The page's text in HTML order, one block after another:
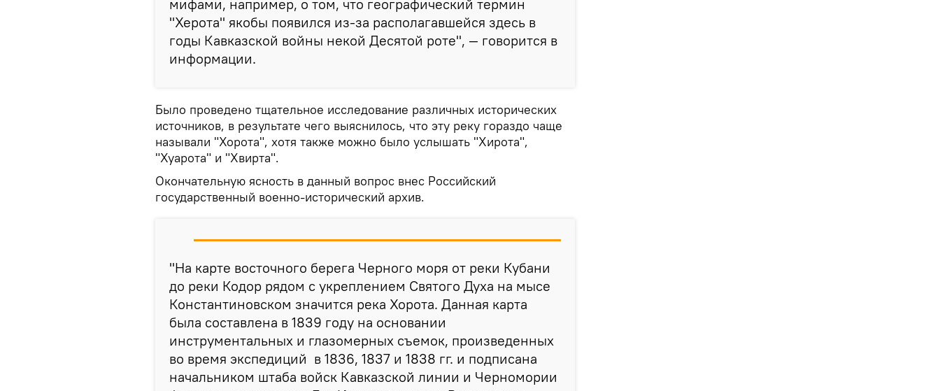
мифами, например, о том, что географический термин
"Херота" якобы появился из-за располагавшейся здесь в
годы Кавказской войны некой Десятой роте", — говорится в
информации.
Было проведено тщательное исследование различных исторических
источников, в результате чего выяснилось, что эту реку гораздо чаще
называли "Хорота", хотя также можно было услышать "Хирота",
"Хуарота" и "Хвирта".
Окончательную ясность в данный вопрос внес Российский
государственный военно-исторический архив.
"На карте восточного берега Черного моря от реки Кубани
до реки Кодор рядом с укреплением Святого Духа на мысе
Константиновском значится река Хорота. Данная карта
была составлена в 1839 году на основании
инструментальных и глазомерных съемок, произведенных
во время экспедиций в 1836, 1837 и 1838 гг. и подписана
начальником штаба войск Кавказской линии и Черномории